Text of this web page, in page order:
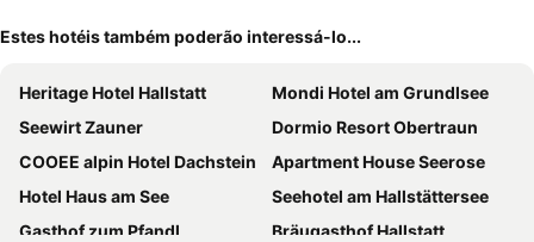
Estes hotéis também poderão interessá-lo...
Heritage Hotel Hallstatt
Mondi Hotel am Grundlsee
Seewirt Zauner
Dormio Resort Obertraun
COOEE alpin Hotel Dachstein
Apartment House Seerose
Hotel Haus am See
Seehotel am Hallstättersee
Gasthof zum Pfandl
Bräugasthof Hallstatt